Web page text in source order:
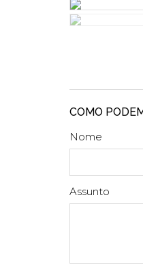
COMO
Nome
Assunto